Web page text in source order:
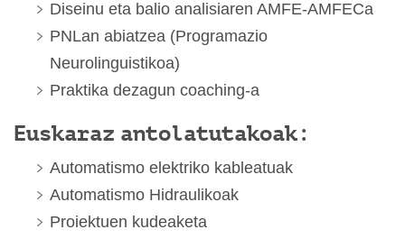
Diseinu eta balio analisiaren AMFE-AMFECa
PNLan abiatzea (Programazio
Neurolinguistikoa)
Praktika dezagun coaching-a
Euskaraz antolatutakoak:
Automatismo elektriko kableatuak
Automatismo Hidraulikoak
Proiektuen kudeaketa